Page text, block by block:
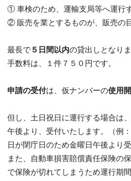
① 車検のため、運輸支局等へ運行
② 販売を業とするものが、販売の
最長で ５日間以内の貸出しとなりま
手数料は、１件７５０円です。
申請の受付は、仮ナンバーの使用
但し、土日祝日に運行する場合は
午後より、受付いたします。（例
日が閉庁日のため金曜日午後より受
また、自動車損害賠償責任保険の
で保険が切れてしまうため運行期